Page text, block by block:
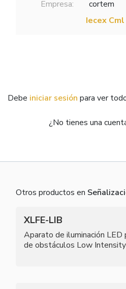
Empresa:
cortem
Iecex
Debe iniciar sesión para ver
¿No tienes una
Otros productos en
XLFE-LIB
Aparato de iluminación LED
de obstáculos Low Intensity